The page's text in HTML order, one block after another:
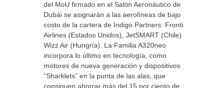
del MoU firmado en el Salón Aeronáutico de
Dubái se asignarán a las aerolíneas de bajo
costo de la cartera de Indigo Partners: Frontier
Airlines (Estados Unidos), JetSMART (Chile) y
Wizz Air (Hungría). La Familia A320neo
incorpora lo último en tecnología, como
motores de nueva generación y dispositivos
“Sharklets” en la punta de las alas, que
consiguen ahorrar más del 15 por ciento de